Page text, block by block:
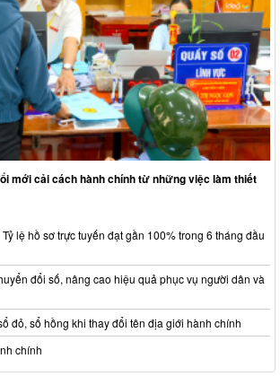
mới cải cách hành chính từ những việc làm thiết
lệ hồ sơ trực tuyến đạt gần 100% trong 6 tháng đầu
đổi số, nâng cao hiệu quả phục vụ người dân và
đỏ, sổ hồng khi thay đổi tên địa giới hành chính
chính